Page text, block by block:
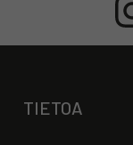
TIETOA